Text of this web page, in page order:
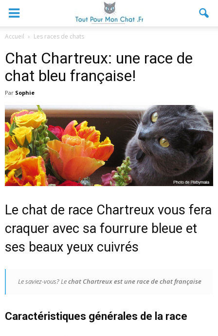
Accueil Les races de chats
Chat Chartreux: une race de
chat bleu française!
Par Sophie
Le chat de race Chartreux vous fera
craquer avec sa fourrure bleue et
ses beaux yeux cuivrés
Le saviez-vous? Lechat Chartreux est une race de chat française
Caractéristiques générales de la race